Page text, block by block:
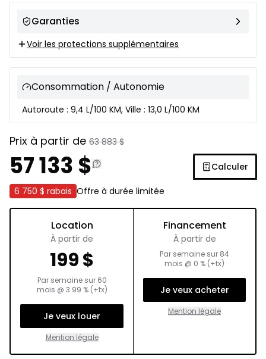
Garanties
Voir les protections supplémentaires
Consommation / Autonomie
Autoroute : 9,4 L/100 KM, Ville : 13,0 L/100 KM
Prix à partir de 63 883$
57 133 $ Calculer
6 750 $ rabais Offre à durée limitée
Location
À partir de
199$
Par semaine sur 60
mois @ 3.99 % (+tx)
Je veux louer
Mention légale
Financement
À partir de
Par semaine sur 84
mois @ 0 % (+tx)
Je veux acheter
Mention légale